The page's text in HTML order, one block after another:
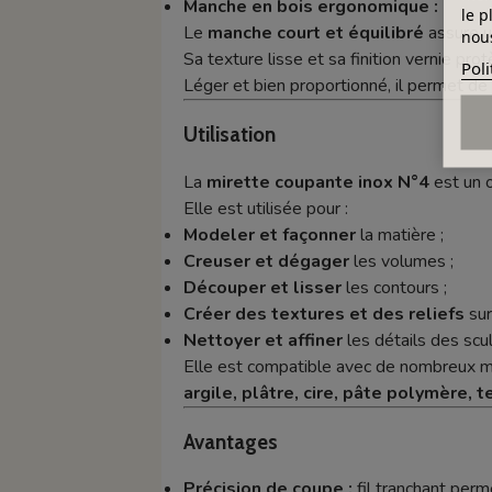
Manche en bois ergonomique :
Le manche court et équilibré assure
Sa texture lisse et sa finition vernie
Léger et bien proportionné, il permet de
Utilisation
La mirette coupante inox N°4est un
Elle est utilisée pour :
Modeler et façonnerla matière ;
Creuser et dégagerles volumes ;
Découper et lisserles contours ;
Créer des textures et des reliefs
Nettoyer et affinerles détails des
Elle est compatible avec de nombreux
argile, plâtre, cire, pâte polymère,
Avantages
le